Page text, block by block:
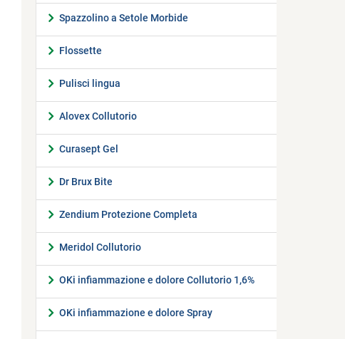
Spazzolino a Setole Morbide
Flossette
Pulisci lingua
Alovex Collutorio
Curasept Gel
Dr Brux Bite
Zendium Protezione Completa
Meridol Collutorio
OKi infiammazione e dolore Collutorio 1,6%
OKi infiammazione e dolore Spray